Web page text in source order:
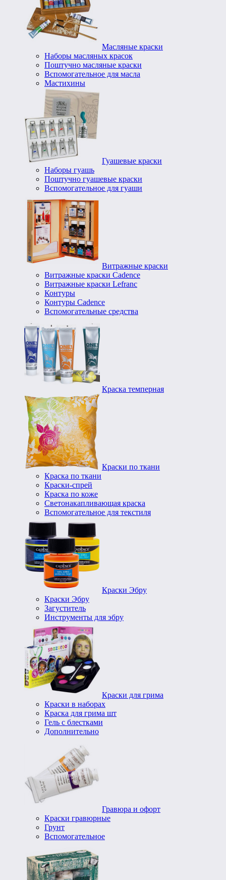
Масляные краски
Наборы масляных красок
Поштучно масляные краски
Вспомогательное для масла
Мастихины
Гуашевые краски
Наборы гуашь
Поштучно гуашевые краски
Вспомогательное для гуаши
Витражные краски
Витражные краски Cadence
Витражные краски Lefranc
Контуры
Контуры Cadence
Вспомогательные средства
Краска темперная
Краски по ткани
Краска по ткани
Краски-спрей
Краска по коже
Светонакапливающая краска
Вспомогательное для текстиля
Краски Эбру
Краски Эбру
Загуститель
Инструменты для эбру
Краски для грима
Краски в наборах
Краска для грима шт
Гель с блестками
Дополнительно
Гравюра и офорт
Краски гравюрные
Грунт
Вспомогательное